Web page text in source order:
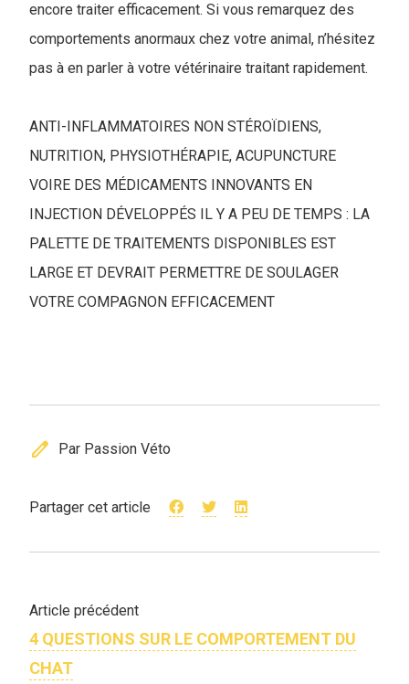
encore traiter efficacement. Si vous remarquez des
comportements anormaux chez votre animal, n’hésitez
pas à en parler à votre vétérinaire traitant rapidement.
ANTI-INFLAMMATOIRES NON STÉROÏDIENS,
NUTRITION, PHYSIOTHÉRAPIE, ACUPUNCTURE
VOIRE DES MÉDICAMENTS INNOVANTS EN
INJECTION DÉVELOPPÉS IL Y A PEU DE TEMPS : LA
PALETTE DE TRAITEMENTS DISPONIBLES EST
LARGE ET DEVRAIT PERMETTRE DE SOULAGER
VOTRE COMPAGNON EFFICACEMENT
edit Par Passion Véto
Partager cet article
Article précédent
4 QUESTIONS SUR LE COMPORTEMENT DU
CHAT